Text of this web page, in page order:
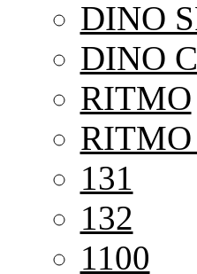
DINO
DINO
RITMO
131
132
1100